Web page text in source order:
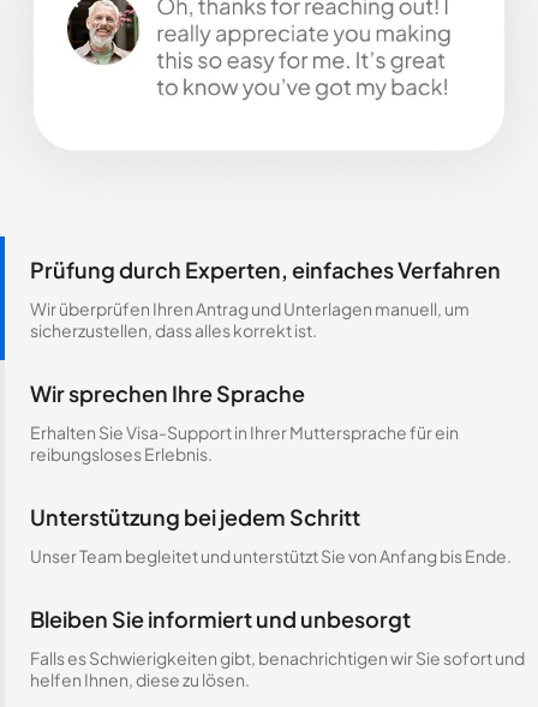
Prüfung durch Experten, einfaches Verfahren
Wir überprüfen Ihren Antrag und Unterlagen manuell, um
sicherzustellen, dass alles korrekt ist.
Wir sprechen Ihre Sprache
Erhalten Sie Visa-Support in Ihrer Muttersprache für ein
reibungsloses Erlebnis.
Unterstützung bei jedem Schritt
Unser Team begleitet und unterstützt Sie von Anfang bis Ende.
Bleiben Sie informiert und unbesorgt
Falls es Schwierigkeiten gibt, benachrichtigen wir Sie sofort und
helfen Ihnen, diese zu lösen.